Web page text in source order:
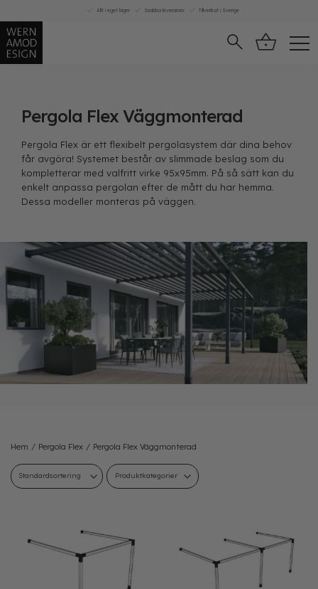
to
content
Allt i eget lager Snabba leveranser Tillverkat i Sverige
Pergola Flex Väggmonterad
Pergola Flex är ett flexibelt pergolasystem där dina behov
får avgöra! Systemet består av slimmade beslag som du
kompletterar med valfritt virke 95x95mm. På så sätt kan du
enkelt anpassa pergolan efter de mått du har hemma.
Dessa modeller monteras på väggen.
Hem / Pergola Flex / Pergola Flex Väggmonterad
Produktkategorier